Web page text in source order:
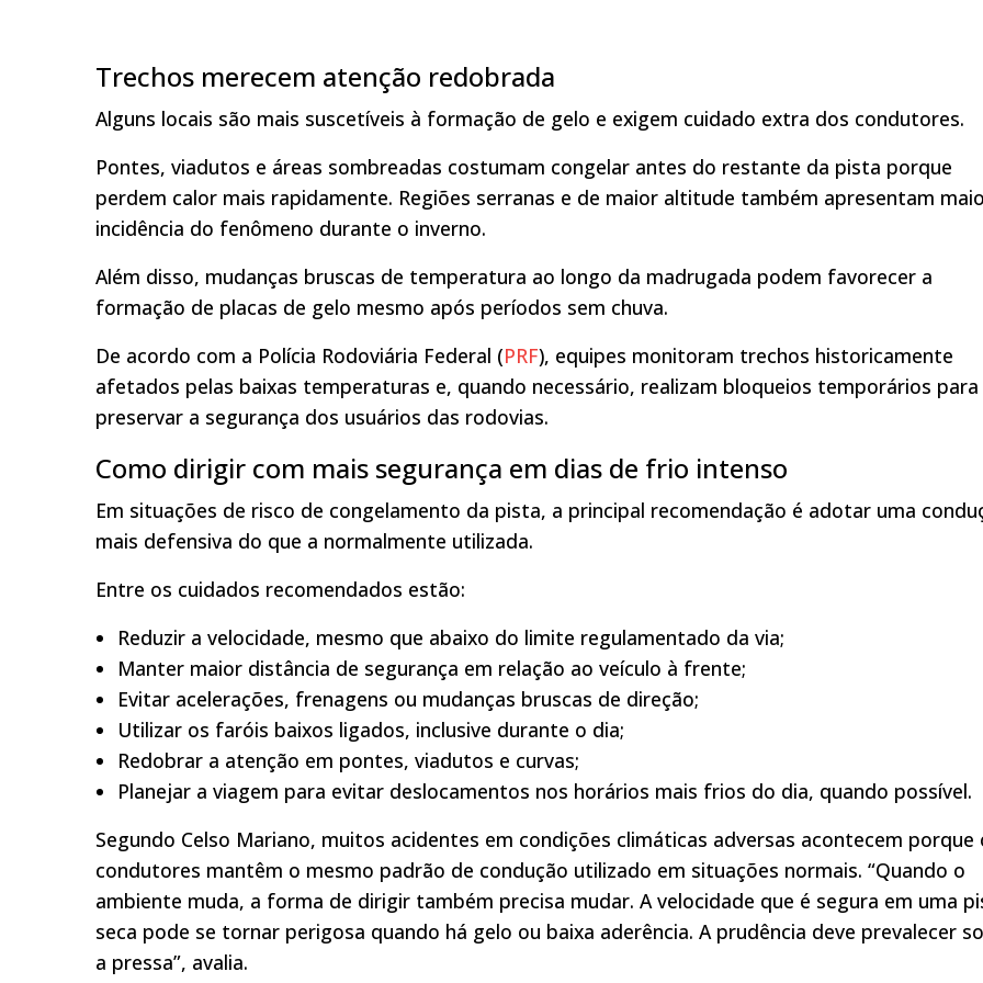
Trechos merecem atenção redobrada
Alguns locais são mais suscetíveis à formação de gelo e exigem cuidado extra dos condutores.
Pontes, viadutos e áreas sombreadas costumam congelar antes do restante da pista porque
perdem calor mais rapidamente. Regiões serranas e de maior altitude também apresentam
incidência do fenômeno durante o inverno.
Além disso, mudanças bruscas de temperatura ao longo da madrugada podem favorecer a
formação de placas de gelo mesmo após períodos sem chuva.
De acordo com a Polícia Rodoviária Federal (PRF), equipes monitoram trechos historicamente
afetados pelas baixas temperaturas e, quando necessário, realizam bloqueios temporários para
preservar a segurança dos usuários das rodovias.
Como dirigir com mais segurança em dias de frio intenso
Em situações de risco de congelamento da pista, a principal recomendação é adotar uma
mais defensiva do que a normalmente utilizada.
Entre os cuidados recomendados estão:
Reduzir a velocidade, mesmo que abaixo do limite regulamentado da via;
Manter maior distância de segurança em relação ao veículo à frente;
Evitar acelerações, frenagens ou mudanças bruscas de direção;
Utilizar os faróis baixos ligados, inclusive durante o dia;
Redobrar a atenção em pontes, viadutos e curvas;
Planejar a viagem para evitar deslocamentos nos horários mais frios do dia, quando possível.
Segundo Celso Mariano, muitos acidentes em condições climáticas adversas acontecem porque
condutores mantêm o mesmo padrão de condução utilizado em situações normais. “Quando o
ambiente muda, a forma de dirigir também precisa mudar. A velocidade que é segura em uma
seca pode se tornar perigosa quando há gelo ou baixa aderência. A prudência deve prevalecer
a pressa”, avalia.